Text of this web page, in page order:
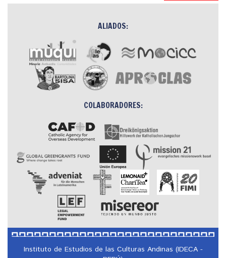
ALIADOS:
COLABORADORES:
Instituto de Estudios de las Culturas Andinas (IDECA -